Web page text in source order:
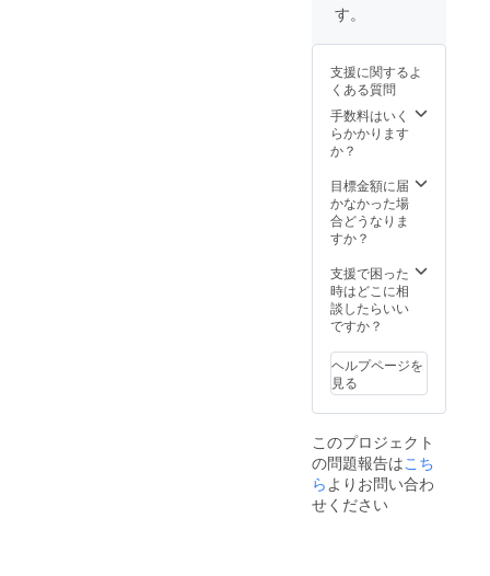
ル100サ
おおよ
そ2kg〜
保存方
法:冷蔵
保存 お
BOXは6
月〜9月
にお届
けの場
ル便に
てお届
けしま
す。
細や開
が決定
次第ご
連絡さ
せてい
ただき
でご連
絡先の
記載を
お忘れ
願いい
たしま
す。 ★
新米2キ
時期は
11月) 山
梨県北
杜市産
はこし
ひかり
です！
天日干
しをす
の品種
ひかり
です！
天日干
しをす
るため
増して
冷めて
も美味
しいお
す！ 炊
いてる
時から
甘い香
る自然
栽培の
大変貴
重なお
の機会
に是非
味わっ
てみて
くださ
す。
支援に関するよ
くある質問
手数料はいく
らかかります
か？
目標金額に届
かなかった場
合どうなりま
すか？
支援で困った
時はどこに相
談したらいい
ですか？
ヘルプページを
見る
このプロジェクト
の問題報告はこち
ら よりお問い合わ
せください